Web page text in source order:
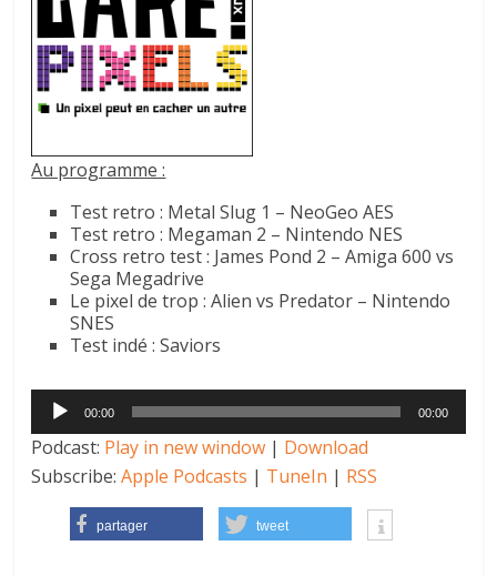
autre
Au programme :
Test retro : Metal Slug 1 – NeoGeo AES
Test retro : Megaman 2 – Nintendo NES
Cross retro test : James Pond 2 – Amiga 600 vs
Sega Megadrive
Le pixel de trop : Alien vs Predator – Nintendo
SNES
Test indé : Saviors
Lecteur
audio
00:00 00:00
Podcast: Play in new window | Download
Subscribe:Apple Podcasts | TuneIn | RSS
partager tweet